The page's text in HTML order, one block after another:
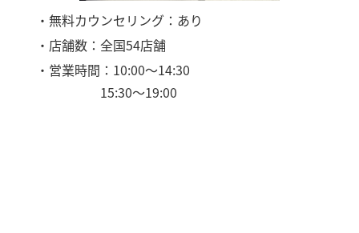
・無料カウンセリング：あり
・店舗数：全国54店舗
・営業時間：10:00〜14:30
15:30〜19:00